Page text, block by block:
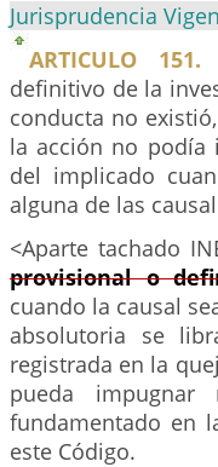
Jurisprudencia
ARTICULO 151.
definitivo de la
conducta no
la acción no podía
del implicado
alguna de las
<Aparte tachado
provisional o
cuando la causal
absolutoria se
registrada en la
pueda impugnar
fundamentado en
este Código.